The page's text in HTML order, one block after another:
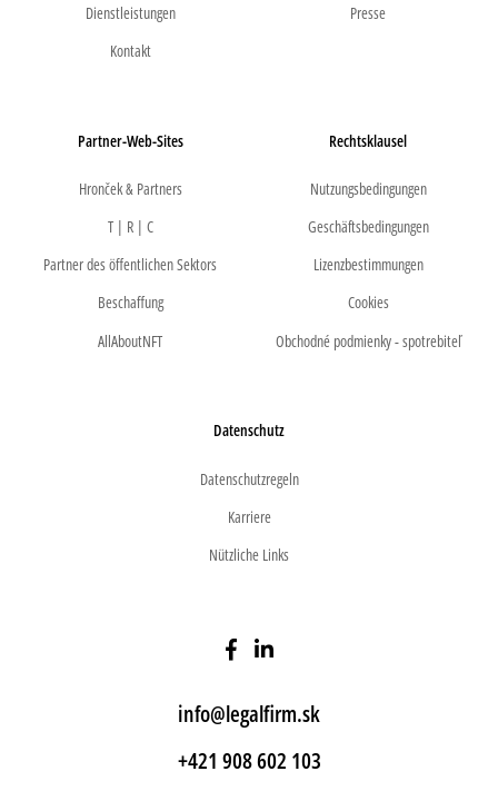
Dienstleistungen
Kontakt
Presse
Partner-Web-Sites
Hronček & Partners
T | R | C
Partner des öffentlichen Sektors
Beschaffung
AllAboutNFT
Rechtsklausel
Nutzungsbedingungen
Geschäftsbedingungen
Lizenzbestimmungen
Cookies
Obchodné podmienky - spotrebiteľ
Datenschutz
Datenschutzregeln
Karriere
Nützliche Links
info@legalfirm.sk
+421 908 602 103